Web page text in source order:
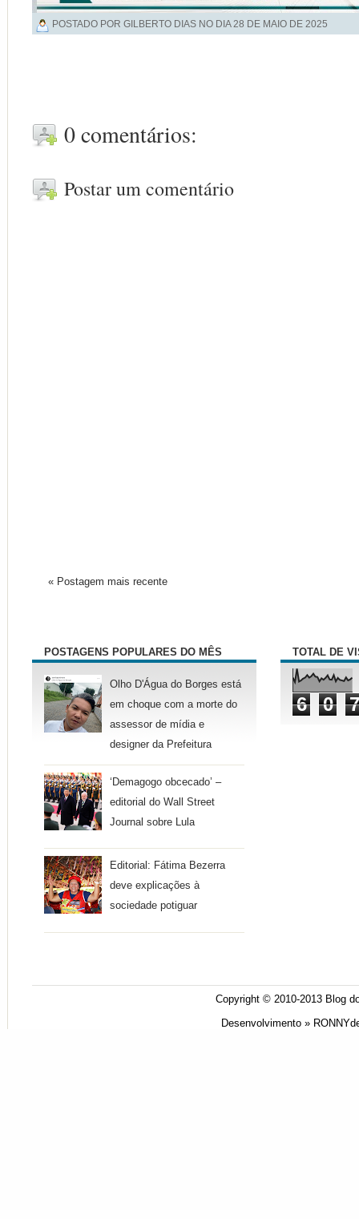
POSTADO POR GILBERTO DIAS NO DIA28 DE MAIO DE 2025
0 comentários:
Postar um comentário
« Postagem mais recente
POSTAGENS POPULARES DO MÊS
Olho D'Água do Borges está
em choque com a morte do
assessor de mídia e
designer da Prefeitura
‘Demagogo obcecado’ –
editorial do Wall Street
Journal sobre Lula
Editorial: Fátima Bezerra
deve explicações à
sociedade potiguar
TOTAL DE
6 0 7
Copyright © 2010-2013 Blog
Desenvolvimento »